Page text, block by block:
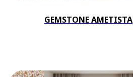
GEMSTONE AMETISTA